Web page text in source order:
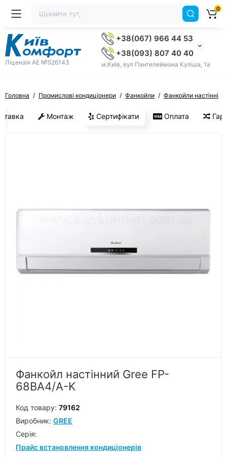
Ліцензія AE №526143
+38(067) 966 44 53
+38(093) 807 40 40
м.Київ, вул Пантелеймона Куліша, 1а
0
Головна Промислові кондиціонери Фанкойли Фанкойли настінні
Монтаж Сертифікати Оплата
Фанкойл настінний Gree FP-
68BA4/A-K
Код товару: 79162
Виробник: GREE
Серiя:
Прайс встановлення кондиціонерів